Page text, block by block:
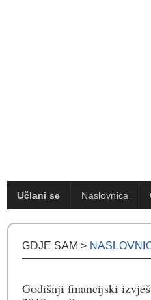
Učlani se Naslovnica
GDJE SAM >
Godišnji financijski